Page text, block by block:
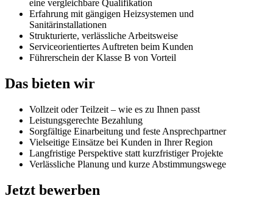
eine vergleichbare Qualifikation
Erfahrung mit gängigen Heizsystemen und
Sanitärinstallationen
Strukturierte, verlässliche Arbeitsweise
Serviceorientiertes Auftreten beim Kunden
Führerschein der Klasse B von Vorteil
Das bieten wir
Vollzeit oder Teilzeit – wie es zu Ihnen passt
Leistungsgerechte Bezahlung
Sorgfältige Einarbeitung und feste Ansprechpartner
Vielseitige Einsätze bei Kunden in Ihrer Region
Langfristige Perspektive statt kurzfristiger Projekte
Verlässliche Planung und kurze Abstimmungswege
Jetzt bewerben